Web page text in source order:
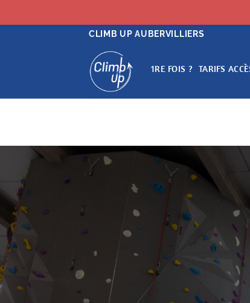
CLIMB UP AUBERVILLIERS
1RE FOIS ? TARIFS